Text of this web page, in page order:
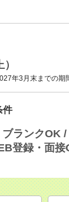
年3月末までの
件
ランクOK
登録・面接